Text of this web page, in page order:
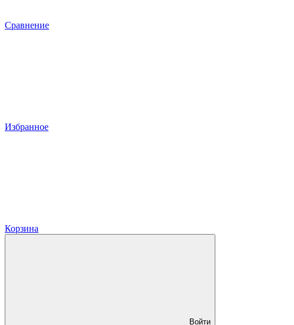
Сравнение
Избранное
Корзина
Войти